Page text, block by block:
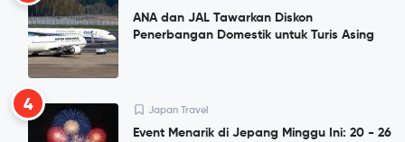
ANA dan JAL Tawarkan Diskon
Penerbangan Domestik untuk Turis Asing
4 Japan Travel
Event Menarik di Jepang Minggu Ini: 20 - 26